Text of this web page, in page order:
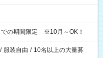
の期間限定 ※10月～OK！
/ 服装自由 / 10名以上の大量募